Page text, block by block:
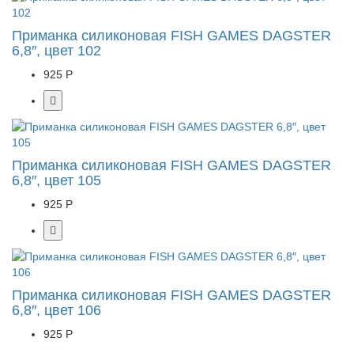
Приманка силиконовая FISH GAMES DAGSTER
6,8″, цвет 102
925 Р
Приманка силиконовая FISH GAMES DAGSTER
6,8″, цвет 105
925 Р
Приманка силиконовая FISH GAMES DAGSTER
6,8″, цвет 106
925 Р